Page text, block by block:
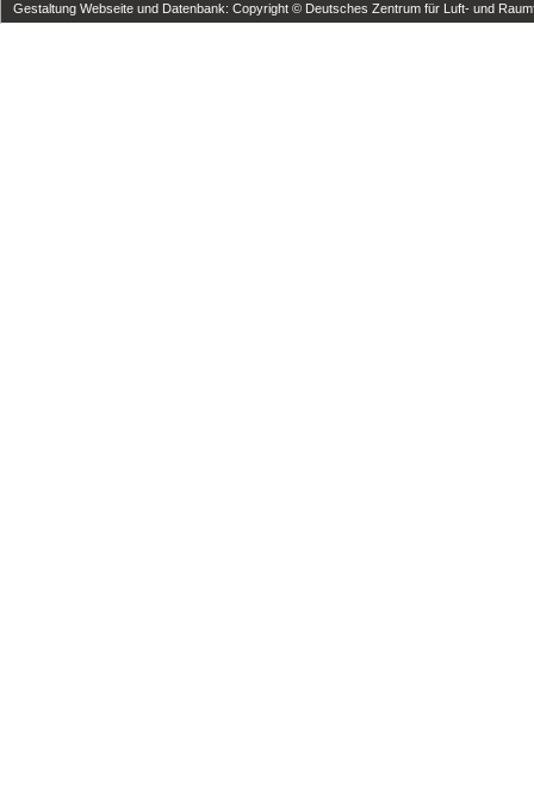
Gestaltung Webseite und Datenbank: Copyright © Deutsches Zentrum für Luft- und